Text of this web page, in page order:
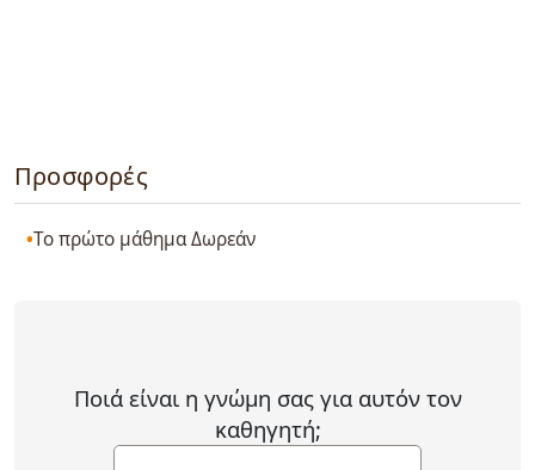
Προσφορές
Το πρώτο μάθημα Δωρεάν
Ποιά είναι η γνώμη σας για αυτόν τον
καθηγητή;